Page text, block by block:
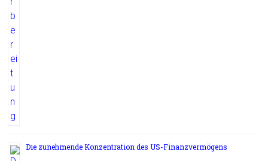
Die zunehmende Konzentration des US-Finanzvermögens